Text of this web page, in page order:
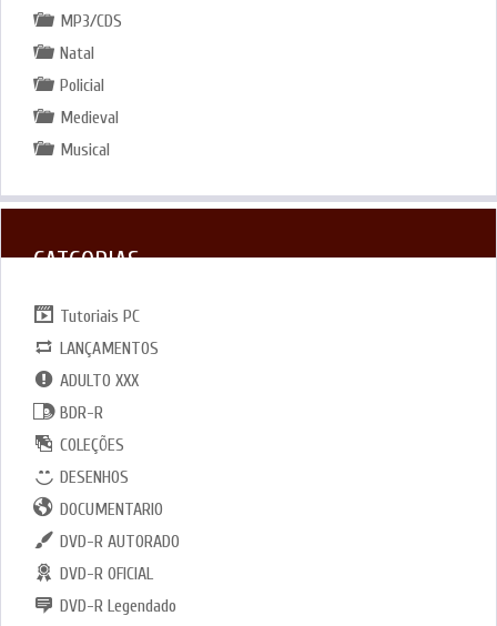
MP3/CDS
Natal
Policial
Medieval
Musical
CATGORIAS
Tutoriais PC
LANÇAMENTOS
ADULTO XXX
BDR-R
COLEÇÕES
DESENHOS
DOCUMENTARIO
DVD-R AUTORADO
DVD-R OFICIAL
DVD-R Legendado